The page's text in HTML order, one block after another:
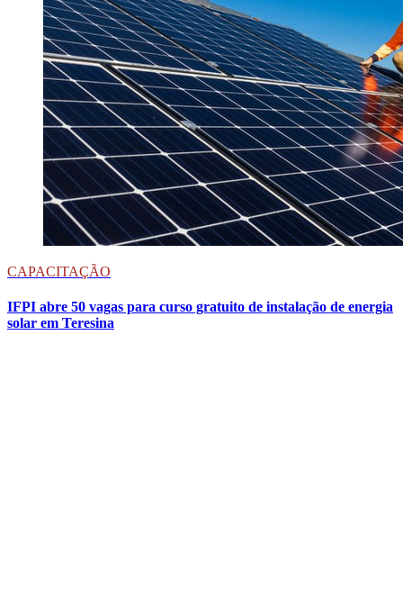
CAPACITAÇÃO
IFPI abre 50 vagas para curso gratuito de instalação de energia
solar em Teresina